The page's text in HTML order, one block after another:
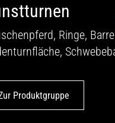
Ringe,
Produktgruppe